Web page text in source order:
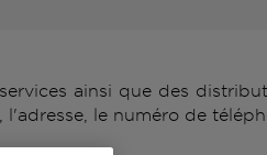
ainsi que des
le numéro de